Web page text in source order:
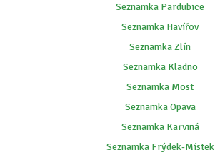
Seznamka Pardubice
Seznamka Havířov
Seznamka Zlín
Seznamka Kladno
Seznamka Most
Seznamka Opava
Seznamka Karviná
Seznamka Frýdek-Místek